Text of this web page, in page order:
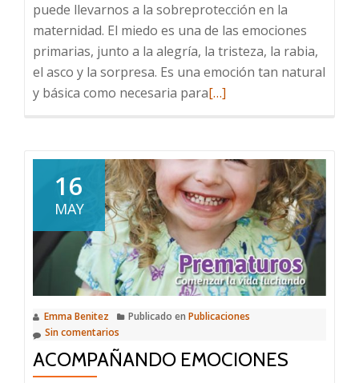
puede llevarnos a la sobreprotección en la
maternidad. El miedo es una de las emociones
primarias, junto a la alegría, la tristeza, la rabia,
el asco y la sorpresa. Es una emoción tan natural
y básica como necesaria paraLeer
el
miedo
es
el
que
manda
[…]
16
MAY
Emma Benitez Publicado en Publicaciones
Sin comentarios
ACOMPAÑANDO EMOCIONES